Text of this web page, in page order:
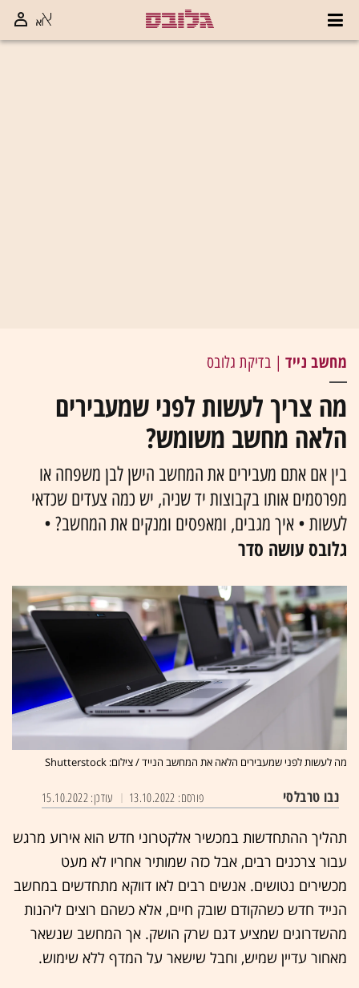
מחשב נייד| בדיקת גלובס
מה צריך לעשות לפני שמעבירים
הלאה מחשב משומש?
בין אם אתם מעבירים את המחשב הישן לבן משפחה או
מפרסמים אותו בקבוצות יד שניה, יש כמה צעדים שכדאי
לעשות • איך מגבים, ומאפסים ומנקים את המחשב? •
גלובס עושה סדר
מה לעשות לפני שמעבירים הלאה את המחשב הנייד / צילום: Shutterstock
נבו טרבלסי עודכן: 15.10.2022 פורסם: 13.10.2022
תהליך ההתחדשות במכשיר אלקטרוני חדש הוא אירוע מרגש
עבור צרכנים רבים, אבל כזה שמותיר אחריו לא מעט
מכשירים נטושים. אנשים רבים לאו דווקא מתחדשים במחשב
הנייד חדש כשהקודם שובק חיים, אלא כשהם רוצים ליהנות
מהשדרוגים שמציע דגם שרק הושק. אך המחשב שנשאר
מאחור עדיין שמיש, וחבל שישאר על המדף ללא שימוש.